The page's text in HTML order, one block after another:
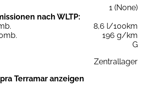
1 (None)
nach WLTP:
8,6 l/100km
196 g/km
G
Zentrallager
Terramar anzeigen